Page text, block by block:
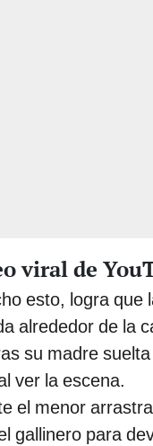
viral de
esto, logra que
alrededor de la
su madre
ver la escena.
el menor
gallinero para